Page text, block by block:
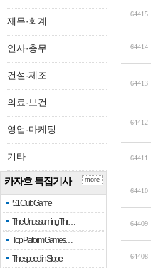
재무·회계
인사·총무
건설·제조
의료·보건
영업·마케팅
기타
카자흐 특집기사
51 Club Game
The Unassuming Thr…
Top Platform Games…
The speed in Slope
more
64415
64414
64413
64412
64411
64410
64409
64408